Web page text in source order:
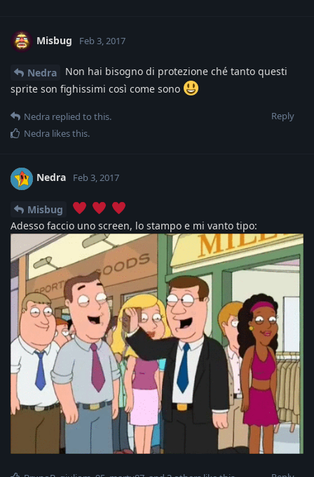
Misbug Feb 3, 2017
Nedra
Non hai bisogno di protezione ché tanto questi
sprite son fighissimi così come sono
Reply
Nedra replied to this.
Nedra likes this.
Nedra Feb 3, 2017
Misbug
Adesso faccio uno screen, lo stampo e mi vanto tipo: